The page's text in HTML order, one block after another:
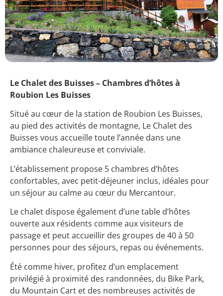
Le Chalet des Buisses – Chambres d’hôtes à
Roubion Les Buisses
Situé au cœur de la station de Roubion Les Buisses,
au pied des activités de montagne, Le Chalet des
Buisses vous accueille toute l’année dans une
ambiance chaleureuse et conviviale.
L’établissement propose 5 chambres d’hôtes
confortables, avec petit-déjeuner inclus, idéales pour
un séjour au calme au cœur du Mercantour.
Le chalet dispose également d’une table d’hôtes
ouverte aux résidents comme aux visiteurs de
passage et peut accueillir des groupes de 40 à 50
personnes pour des séjours, repas ou événements.
Été comme hiver, profitez d’un emplacement
privilégié à proximité des randonnées, du Bike Park,
du Mountain Cart et des nombreuses activités de